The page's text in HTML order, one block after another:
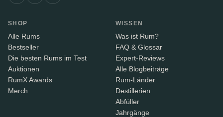
SHOP
Alle Rums
Bestseller
Die besten Rums im Test
Auktionen
RumX Awards
Merch
WISSEN
Was ist Rum?
FAQ & Glossar
Expert-Reviews
Alle Blogbeiträge
Rum-Länder
Destillerien
Abfüller
Jahrgänge